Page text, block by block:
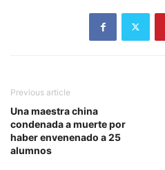
Previous article
Una maestra china
condenada a muerte por
haber envenenado a 25
alumnos